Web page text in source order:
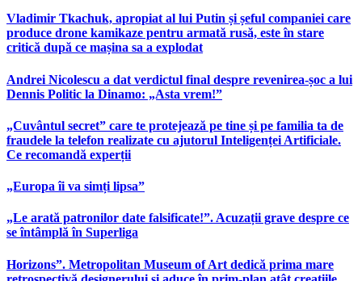
Vladimir Tkachuk, apropiat al lui Putin și șeful companiei care
produce drone kamikaze pentru armată rusă, este în stare
critică după ce mașina sa a explodat
Andrei Nicolescu a dat verdictul final despre revenirea-șoc a lui
Dennis Politic la Dinamo: „Asta vrem!”
„Cuvântul secret” care te protejează pe tine și pe familia ta de
fraudele la telefon realizate cu ajutorul Inteligenței Artificiale.
Ce recomandă experții
„Europa îi va simți lipsa”
„Le arată patronilor date falsificate!”. Acuzații grave despre ce
se întâmplă în Superliga
Horizons”. Metropolitan Museum of Art dedică prima mare